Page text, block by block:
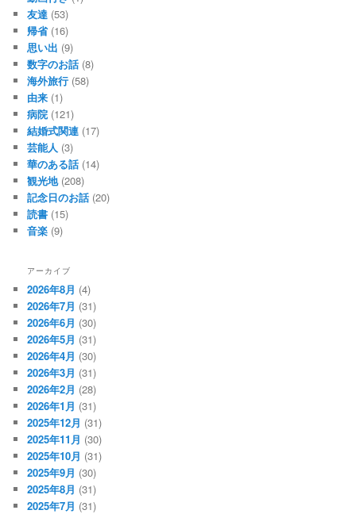
友達 (53)
帰省(16)
思い出 (9)
数字のお話 (8)
海外旅行 (58)
由来 (1)
病院 (121)
結婚式関連 (17)
芸能人 (3)
華のある話 (14)
観光地(208)
記念日のお話 (20)
読書 (15)
音楽 (9)
アーカイブ
2026年8月 (4)
2026年7月 (31)
2026年6月 (30)
2026年5月 (31)
2026年4月 (30)
2026年3月 (31)
2026年2月 (28)
2026年1月 (31)
2025年12月 (31)
2025年11月 (30)
2025年10月 (31)
2025年9月 (30)
2025年8月 (31)
2025年7月 (31)